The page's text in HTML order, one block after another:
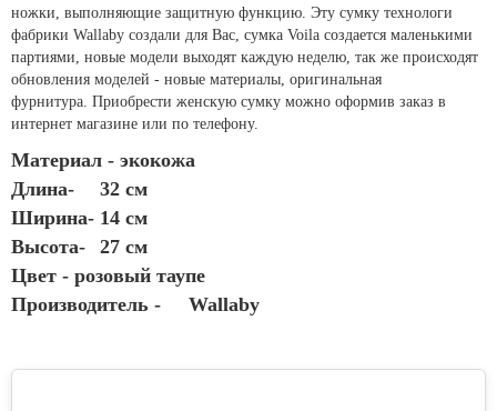
ножки, выполняющие защитную функцию. Эту сумку технологи
фабрики Wallaby создали для Вас, сумка Voila создается маленькими
партиями, новые модели выходят каждую неделю, так же происходят
обновления моделей - новые материалы, оригинальная
фурнитура. Приобрести женскую сумку можно оформив заказ в
интернет магазине или по телефону.
Материал - экокожа
Длина-
32 см
Ширина- 14 см
Высота-
27 см
Цвет - розовый таупе
Производитель -
Wallaby